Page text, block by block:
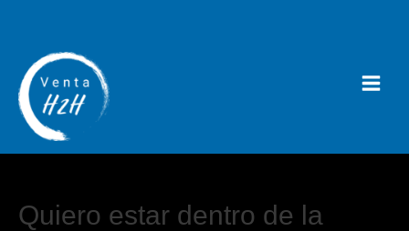
Quiero estar dentro de la